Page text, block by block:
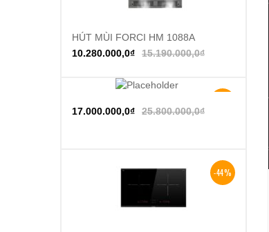
Thêm vào giỏ hàng
HÚT MÙI FORCI HM 1088A
15.190.000,0₫
10.280.000,0₫
Thêm vào giỏ hàng
25.800.000,0₫
17.000.000,0₫
-44%